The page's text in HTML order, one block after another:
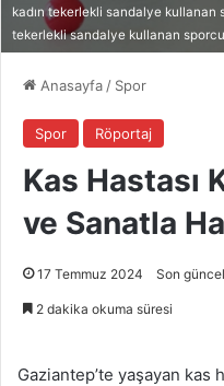
kadın tekerlekli sandalye kullanan
tekerlekli sandalye kullanan
Anasayfa / Spor
Spor Röportaj
Kas Hastası
ve Sanatla
17 Temmuz 2024 Son
2 dakika okuma süresi
Gaziantep’te yaşayan kas